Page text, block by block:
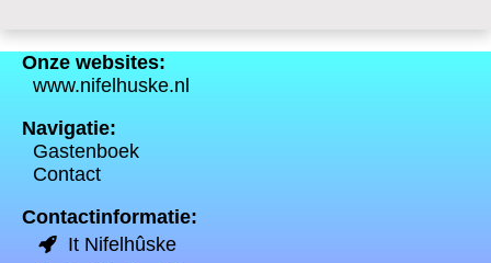
Onze websites:
www.nifelhuske.nl
Navigatie:
Gastenboek
Contact
Contactinformatie:
It Nifelhûske